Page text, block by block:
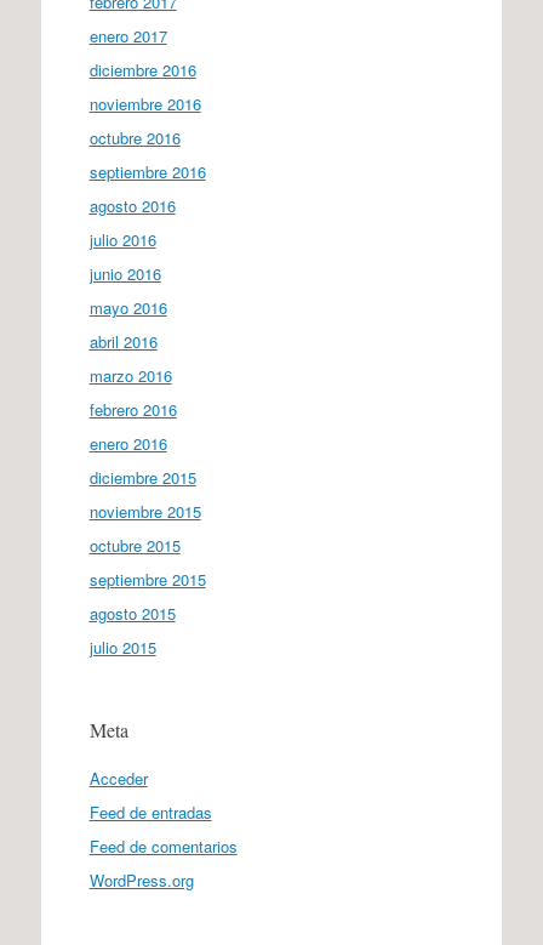
enero 2017
diciembre 2016
noviembre 2016
octubre 2016
septiembre 2016
agosto 2016
julio 2016
junio 2016
mayo 2016
abril 2016
marzo 2016
febrero 2016
enero 2016
diciembre 2015
noviembre 2015
octubre 2015
septiembre 2015
agosto 2015
julio 2015
Meta
Acceder
Feed de entradas
Feed de comentarios
WordPress.org